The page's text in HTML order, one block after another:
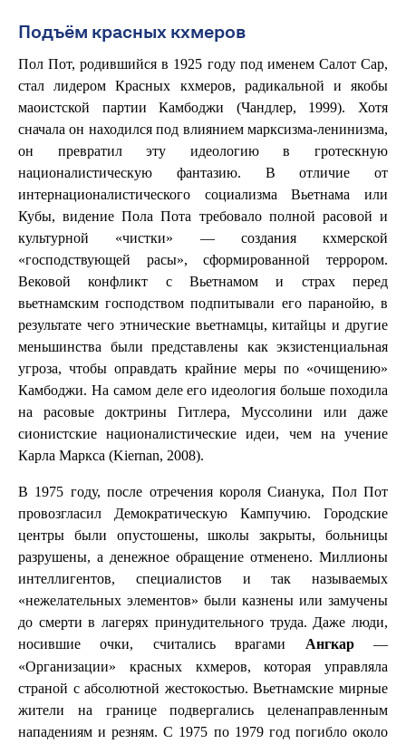
Подъём красных кхмеров
Пол Пот, родившийся в 1925 году под именем Салот Сар,
стал лидером Красных кхмеров, радикальной и якобы
маоистской партии Камбоджи (Чандлер, 1999). Хотя
сначала он находился под влиянием марксизма-ленинизма,
он превратил эту идеологию в гротескную
националистическую фантазию. В отличие от
интернационалистического социализма Вьетнама или
Кубы, видение Пола Пота требовало полной расовой и
культурной «чистки» — создания кхмерской
«господствующей расы», сформированной террором.
Вековой конфликт с Вьетнамом и страх перед
вьетнамским господством подпитывали его паранойю, в
результате чего этнические вьетнамцы, китайцы и другие
меньшинства были представлены как экзистенциальная
угроза, чтобы оправдать крайние меры по «очищению»
Камбоджи. На самом деле его идеология больше походила
на расовые доктрины Гитлера, Муссолини или даже
сионистские националистические идеи, чем на учение
Карла Маркса (Kiernan, 2008).
В 1975 году, после отречения короля Сианука, Пол Пот
провозгласил Демократическую Кампучию. Городские
центры были опустошены, школы закрыты, больницы
разрушены, а денежное обращение отменено. Миллионы
интеллигентов, специалистов и так называемых
«нежелательных элементов» были казнены или замучены
до смерти в лагерях принудительного труда. Даже люди,
носившие очки, считались врагами Ангкар—
«Организации» красных кхмеров, которая управляла
страной с абсолютной жестокостью. Вьетнамские мирные
жители на границе подвергались целенаправленным
нападениям и резням. С 1975 по 1979 год погибло около